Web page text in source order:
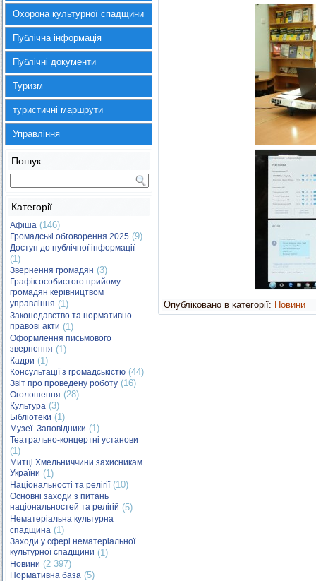
Охорона культурної спадщини
Публічна інформація
Публічні документи
Туризм
туристичні маршрути
Управління
Пошук
Категорії
Афіша (146)
Громадські обговорення 2025 (9)
Доступ до публічної інформації
(1)
Звернення громадян (3)
Графік особистого прийому
громадян керівництвом
управління (1)
Законодавство та нормативно-
правові акти (1)
Оформлення письмового
звернення (1)
Кадри (1)
Консультації з громадськістю (44)
Звіт про проведену роботу (16)
Оголошення (28)
Культура (3)
Бібліотеки (1)
Музеї. Заповідники (1)
Театрально-концертні установи
(1)
Митці Хмельниччини захисникам
України (1)
Національності та релігії(10)
Основні заходи з питань
національностей та релігій (5)
Нематеріальна культурна
спадщина (1)
Заходи у сфері нематеріальної
культурної спадщини (1)
Новини (2 397)
Нормативна база (5)
Опубліковано в категорії: Новини